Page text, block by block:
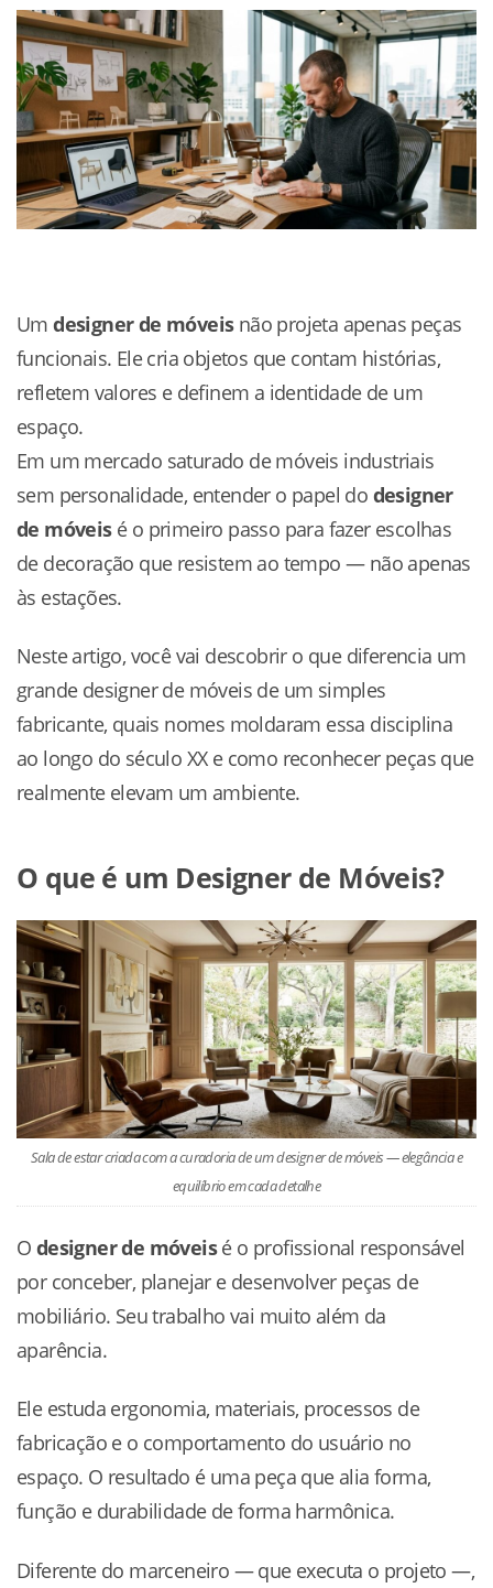
Umdesigner de móveisnão projeta apenas peças
funcionais. Ele cria objetos que contam histórias,
refletem valores e definem a identidade de um
espaço.
Em um mercado saturado de móveis industriais
sem personalidade, entender o papel do designer
de móveisé o primeiro passo para fazer escolhas
de decoração que resistem ao tempo — não apenas
às estações.
Neste artigo, você vai descobrir o que diferencia um
grande designer de móveis de um simples
fabricante, quais nomes moldaram essa disciplina
ao longo do século XX e como reconhecer peças que
realmente elevam um ambiente.
O que é um Designer de Móveis?
Sala de estar criada com a curadoria de um designer de móveis — elegância e
equilíbrio em cada detalhe
O designer de móveisé o profissional responsável
por conceber, planejar e desenvolver peças de
mobiliário. Seu trabalho vai muito além da
aparência.
Ele estuda ergonomia, materiais, processos de
fabricação e o comportamento do usuário no
espaço. O resultado é uma peça que alia forma,
função e durabilidade de forma harmônica.
Diferente do marceneiro — que executa o projeto —,